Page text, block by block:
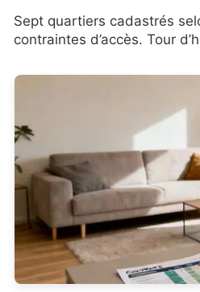
Sept quartiers cadastrés
contraintes d’accès. Tour